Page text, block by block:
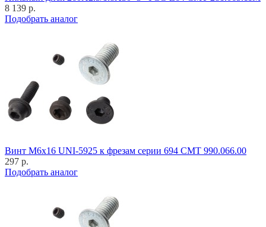
8 139 р.
Подобрать аналог
Винт M6x16 UNI-5925 к фрезам серии 694 CMT 990.066.00
297 р.
Подобрать аналог